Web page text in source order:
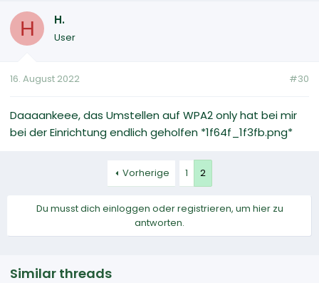
H H.
User
16. August 2022 #30
Daaaankeee, das Umstellen auf WPA2 only hat bei mir
bei der Einrichtung endlich geholfen *1f64f_1f3fb.png*
Vorherige 1 2
Du musst dich einloggen oder registrieren, um hier zu
antworten.
Similar threads